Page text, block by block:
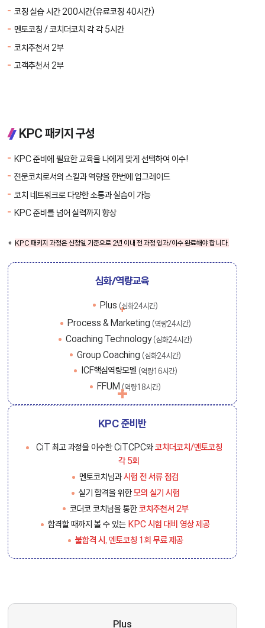
코칭 실습 시간 200시간(유료코칭 40시간)
멘토코칭 / 코치더코치 각 각 5시간
코치추천서 2부
고객추천서 2부
KPC 패키지 구성
KPC 준비에 필요한 교육을 나에게 맞게 선택하여 이수!
전문코치로서의 스킬과 역량을 한번에 업그레이드
코치 네트워크로 다양한 소통과 실습이 가능
KPC 준비를 넘어 실력까지 향상
KPC 패키지 과정은 신청일 기준으로 2년 이내 전 과정 입과/이수 완료해야 합니다.
심화/역량교육
Plus (심화24시간)
Process & Marketing (역량24시간)
Coaching Technology(심화24시간)
Group Coaching (심화24시간)
ICF핵심역량모델 (역량16시간)
FFUM(역량18시간)
KPC 준비반
CiT 최고 과정을 이수한 CiTCPC와코치더코치/멘토코칭
각 5회
멘토코치님과시험 전 서류 점검
실기 합격을 위한모의 실기 시험
코더코 코치님을 통한코치추천서 2부
합격할 때까지 볼 수 있는 KPC 시험 대비 영상 제공
불합격 시, 멘토코칭 1회 무료 제공
Plus